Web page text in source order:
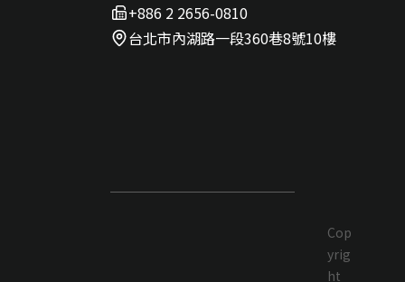
+886 2 2656-0810
台北市內湖路一段360巷8號10樓
Cop
yrig
ht